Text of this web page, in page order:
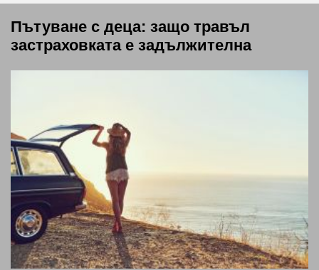
Пътуване с деца: защо травъл
застраховката е задължителна